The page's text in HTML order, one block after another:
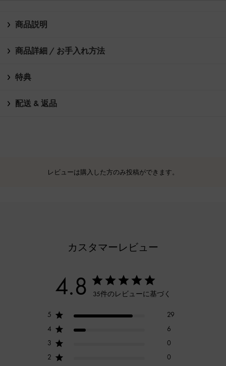
商品説明
商品詳細 / お手入れ方法
特典
配送 & 返品
レビューは購入した方のみ投稿ができます。
カスタマーレビュー
4.8 35件のレビューに基づく
5
29
4
6
3
0
2
0